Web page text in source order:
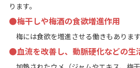
ります。
●梅干しや梅酒の食欲増進作用
梅には食欲を増進させる働きもあります
●血流を改善し、動脈硬化などの生